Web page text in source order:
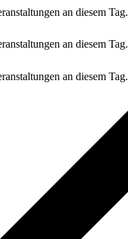
an diesem Tag.
an diesem Tag.
an diesem Tag.